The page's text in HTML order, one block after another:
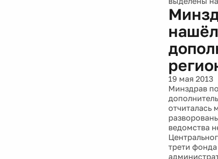
19 мая 2013
Минздрав
отчиталась
ведомства
трети